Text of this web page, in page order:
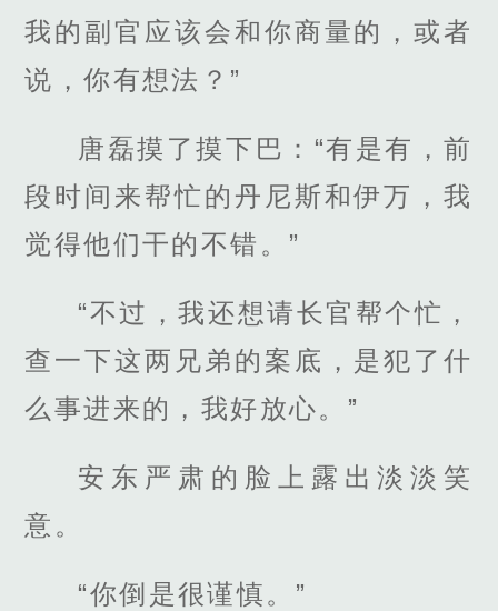
我的副官应该会和你商量的，或者
说，你有想法？”
唐磊摸了摸下巴：“有是有，前
段时间来帮忙的丹尼斯和伊万，我
觉得他们干的不错。”
“不过，我还想请长官帮个忙，
查一下这两兄弟的案底，是犯了什
么事进来的，我好放心。”
安东严肃的脸上露出淡淡笑
意。
“你倒是很谨慎。”